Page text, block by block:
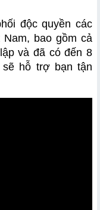
độc quyền các
Nam, bao gồm cả
và đã có đến 8
sẽ hỗ trợ bạn tận